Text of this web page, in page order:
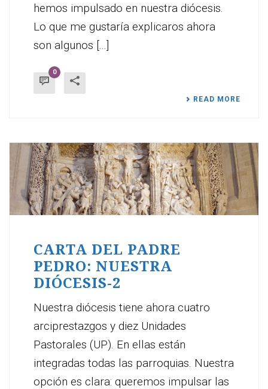
hemos impulsado en nuestra diócesis.
Lo que me gustaría explicaros ahora
son algunos [...]
0
READ MORE
CARTA DEL PADRE
PEDRO: NUESTRA
DIÓCESIS-2
Nuestra diócesis tiene ahora cuatro
arciprestazgos y diez Unidades
Pastorales (UP). En ellas están
integradas todas las parroquias. Nuestra
opción es clara: queremos impulsar las